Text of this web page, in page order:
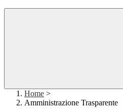
Home >
Amministrazione Trasparente